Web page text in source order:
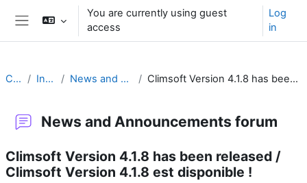
Skip to main content
You are currently using guest
access
Log
in
Climsoft Introduction News and Announcements forum Climsoft Version 4.1.8 has been released / Climsoft Version 4.1.8 est disponible !
News and Announcements forum
Climsoft Version 4.1.8 has been released /
Climsoft Version 4.1.8 est disponible !